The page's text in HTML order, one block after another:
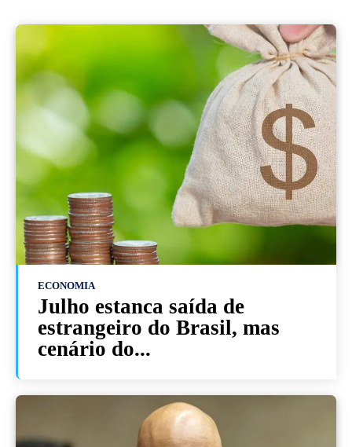
ECONOMIA
Julho estanca saída de
estrangeiro do Brasil, mas
cenário do...